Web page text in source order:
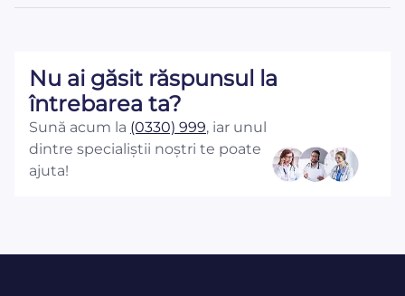
Nu ai găsit răspunsul la
întrebarea ta?
Sună acum la (0330) 999, iar unul
dintre specialiștii noștri te poate
ajuta!